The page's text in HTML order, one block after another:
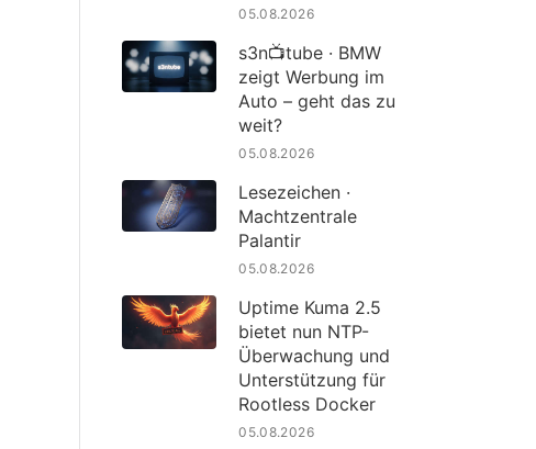
05.08.2026
s3n📺tube · BMW
zeigt Werbung im
Auto – geht das zu
weit?
05.08.2026
Lesezeichen ·
Machtzentrale
Palantir
05.08.2026
Uptime Kuma 2.5
bietet nun NTP-
Überwachung und
Unterstützung für
Rootless Docker
05.08.2026